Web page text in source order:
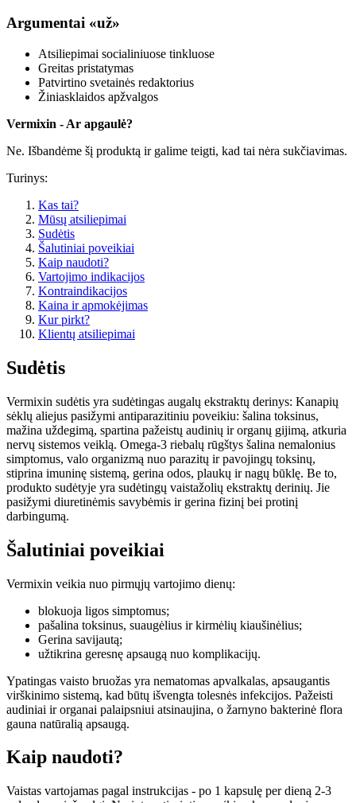
Argumentai «už»
Atsiliepimai socialiniuose tinkluose
Greitas pristatymas
Patvirtino svetainės redaktorius
Žiniasklaidos apžvalgos
Vermixin - Ar apgaulė?
Ne. Išbandėme šį produktą ir galime teigti, kad tai nėra sukčiavimas.
Turinys:
Kas tai?
Mūsų atsiliepimai
Sudėtis
Šalutiniai poveikiai
Kaip naudoti?
Vartojimo indikacijos
Kontraindikacijos
Kaina ir apmokėjimas
Kur pirkt?
Klientų atsiliepimai
Sudėtis
Vermixin sudėtis yra sudėtingas augalų ekstraktų derinys: Kanapių
sėklų aliejus pasižymi antiparazitiniu poveikiu: šalina toksinus,
mažina uždegimą, spartina pažeistų audinių ir organų gijimą, atkuria
nervų sistemos veiklą. Omega-3 riebalų rūgštys šalina nemalonius
simptomus, valo organizmą nuo parazitų ir pavojingų toksinų,
stiprina imuninę sistemą, gerina odos, plaukų ir nagų būklę. Be to,
produkto sudėtyje yra sudėtingų vaistažolių ekstraktų derinių. Jie
pasižymi diuretinėmis savybėmis ir gerina fizinį bei protinį
darbingumą.
Šalutiniai poveikiai
Vermixin veikia nuo pirmųjų vartojimo dienų:
blokuoja ligos simptomus;
pašalina toksinus, suaugėlius ir kirmėlių kiaušinėlius;
Gerina savijautą;
užtikrina geresnę apsaugą nuo komplikacijų.
Ypatingas vaisto bruožas yra nematomas apvalkalas, apsaugantis
virškinimo sistemą, kad būtų išvengta tolesnės infekcijos. Pažeisti
audiniai ir organai palaipsniui atsinaujina, o žarnyno bakterinė flora
gauna natūralią apsaugą.
Kaip naudoti?
Vaistas vartojamas pagal instrukcijas - po 1 kapsulę per dieną 2-3